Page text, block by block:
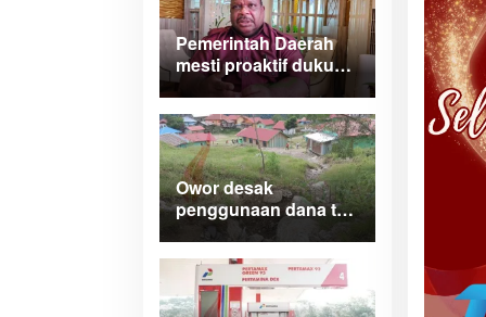
Pemerintah Daerah
mesti proaktif dukung
legalitas
pertambangan rakyat
di Papua Barat
Owor desak
penggunaan dana tak
terduga tangani
bencana di Kampung
Coisi